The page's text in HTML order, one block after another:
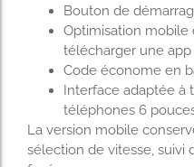
Bouton de
Optimisation
télécharger une app
Code économe en
Interface adaptée à
téléphones 6
La version mobile
sélection de vitesse, suivi